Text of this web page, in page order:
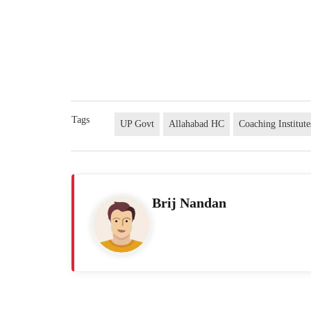
Tags UP Govt Allahabad HC Coaching
Brij Nandan